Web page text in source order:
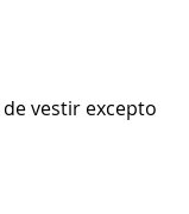
vestir excepto